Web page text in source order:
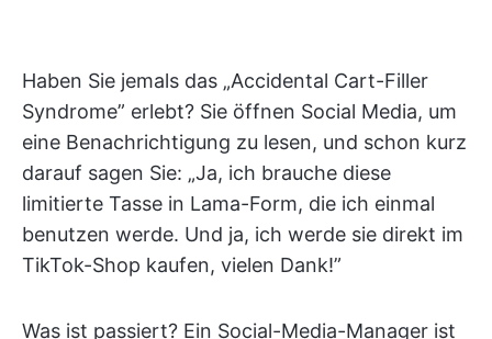
Haben Sie jemals das „Accidental Cart-Filler
Syndrome” erlebt? Sie öffnen Social Media, um
eine Benachrichtigung zu lesen, und schon kurz
darauf sagen Sie: „Ja, ich brauche diese
limitierte Tasse in Lama-Form, die ich einmal
benutzen werde. Und ja, ich werde sie direkt im
TikTok-Shop kaufen, vielen Dank!”
Was ist passiert? Ein Social-Media-Manager ist